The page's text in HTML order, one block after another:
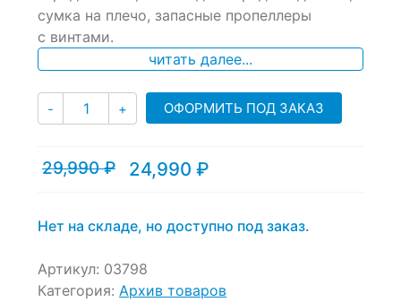
customer
ratings
сумка на плечо, запасные пропеллеры
с винтами.
читать далее...
- Количество
+ ОФОРМИТЬ ПОД ЗАКАЗ
29,990₽
Первоначальная
29,990 ₽.
24,990 ₽
Текущая
Нет на складе, но доступно под заказ.
Артикул: 03798
Категория: Архив товаров